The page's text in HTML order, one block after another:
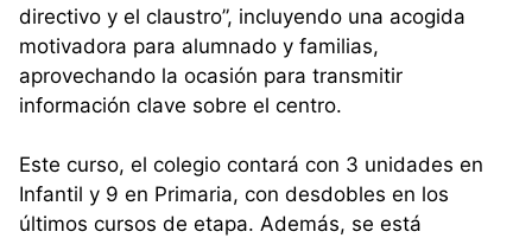
directivo y el claustro”, incluyendo una acogida
motivadora para alumnado y familias,
aprovechando la ocasión para transmitir
información clave sobre el centro.
Este curso, el colegio contará con 3 unidades en
Infantil y 9 en Primaria, con desdobles en los
últimos cursos de etapa. Además, se está